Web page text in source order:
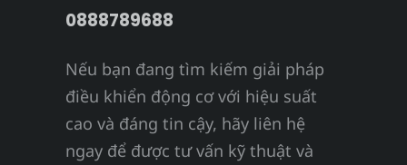
0888789688
Nếu bạn đang tìm kiếm giải pháp
điều khiển động cơ với hiệu suất
cao và đáng tin cậy, hãy liên hệ
ngay để được tư vấn kỹ thuật và